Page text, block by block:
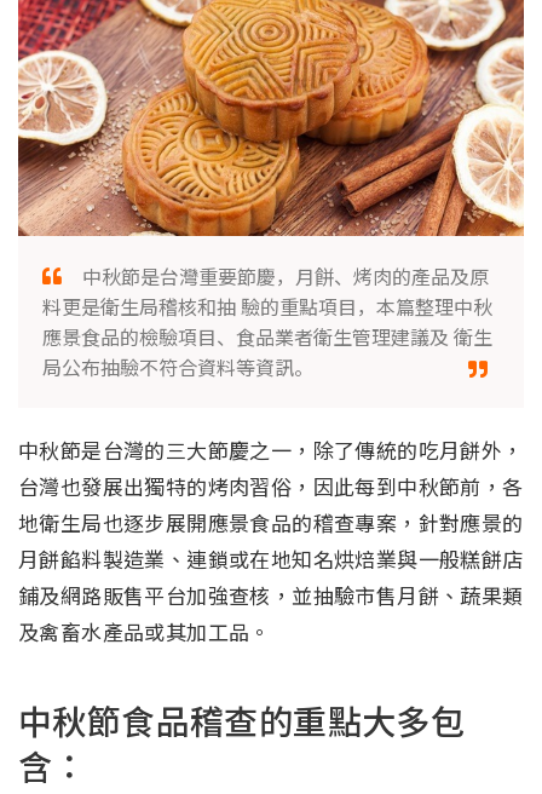
中秋節是台灣重要節慶，月餅、烤肉的產品及原
料更是衛生局稽核和抽 驗的重點項目，本篇整理中秋
應景食品的檢驗項目、食品業者衛生管理建議及 衛生
局公布抽驗不符合資料等資訊。
中秋節是台灣的三大節慶之一，除了傳統的吃月餅外，
台灣也發展出獨特的烤肉習俗，因此每到中秋節前，各
地衛生局也逐步展開應景食品的稽查專案，針對應景的
月餅餡料製造業、連鎖或在地知名烘焙業與一般糕餅店
鋪及網路販售平台加強查核，並抽驗市售月餅、蔬果類
及禽畜水產品或其加工品。
中秋節食品稽查的重點大多包
含：